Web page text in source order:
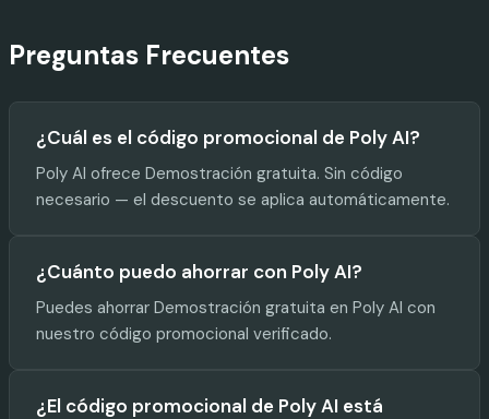
Preguntas Frecuentes
¿Cuál es el código promocional de Poly AI?
Poly AI ofrece Demostración gratuita. Sin código
necesario — el descuento se aplica automáticamente.
¿Cuánto puedo ahorrar con Poly AI?
Puedes ahorrar Demostración gratuita en Poly AI con
nuestro código promocional verificado.
¿El código promocional de Poly AI está